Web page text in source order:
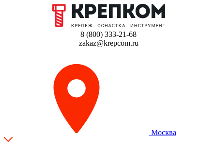
8 (800) 333-21-68
zakaz@krepcom.ru
Москва